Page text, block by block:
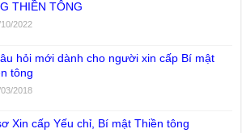
THIỀN TÔNG
2022
hỏi mới dành cho người xin cấp Bí mật
tông
2018
Xin cấp Yếu chỉ, Bí mật Thiền tông